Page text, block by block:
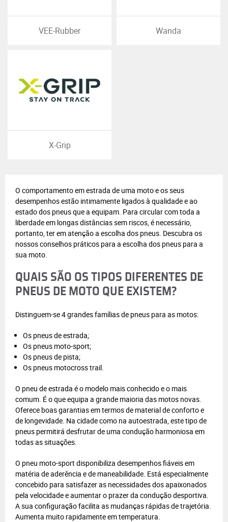
VEE-Rubber Wanda
X-Grip
O comportamento em estrada de uma moto e os seus
desempenhos estão intimamente ligados à qualidade e ao
estado dos pneus que a equipam. Para circular com toda a
liberdade em longas distâncias sem riscos, é necessário,
portanto, ter em atenção a escolha dos pneus. Descubra os
nossos conselhos práticos para a escolha dos pneus para a
sua moto.
QUAIS SÃO OS TIPOS DIFERENTES DE
PNEUS DE MOTO QUE EXISTEM?
Distinguem-se 4 grandes famílias de pneus para as motos:
Os pneus de estrada;
Os pneus moto-sport;
Os pneus de pista;
Os pneus motocross trail.
O pneu de estrada é o modelo mais conhecido e o mais
comum. É o que equipa a grande maioria das motos novas.
Oferece boas garantias em termos de material de conforto e
de longevidade. Na cidade como na autoestrada, este tipo de
pneus permitirá desfrutar de uma condução harmoniosa em
todas as situações.
O pneu moto-sport disponibiliza desempenhos fiáveis em
matéria de aderência e de maneabilidade. Está especialmente
concebido para satisfazer as necessidades dos apaixonados
pela velocidade e aumentar o prazer da condução desportiva.
A sua configuração facilita as mudanças rápidas de trajetória.
Aumenta muito rapidamente em temperatura.